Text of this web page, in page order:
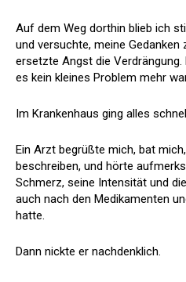
Auf dem Weg dorthin blieb ich
und versuchte, meine Gedanken
ersetzte Angst die
es kein kleines Problem mehr
Im Krankenhaus ging alles
Ein Arzt begrüßte mich, bat
beschreiben, und hörte
Schmerz, seine Intensität und
auch nach den Medikamenten
hatte.
Dann nickte er nachdenklich.